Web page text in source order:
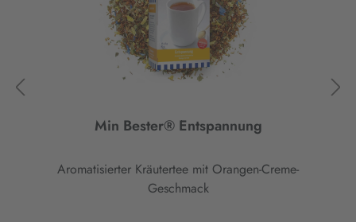
Min Bester® Entspannung
Aromatisierter Kräutertee mit Orangen-Creme-
Geschmack